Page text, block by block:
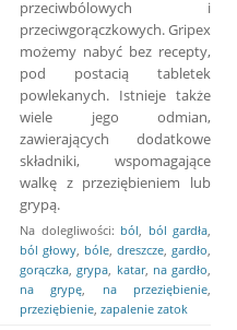
przeciwbólowych i
przeciwgorączkowych. Gripex
możemy nabyć bez recepty,
pod postacią tabletek
powlekanych. Istnieje także
wiele jego odmian,
zawierających dodatkowe
składniki, wspomagające
walkę z przeziębieniem lub
grypą.
Na dolegliwości: ból ból gardła
ból głowy bóle dreszcze gardło
gorączka ,grypa katar, na gardło
na grypę
na przeziębienie
przeziębienie zapalenie zatok